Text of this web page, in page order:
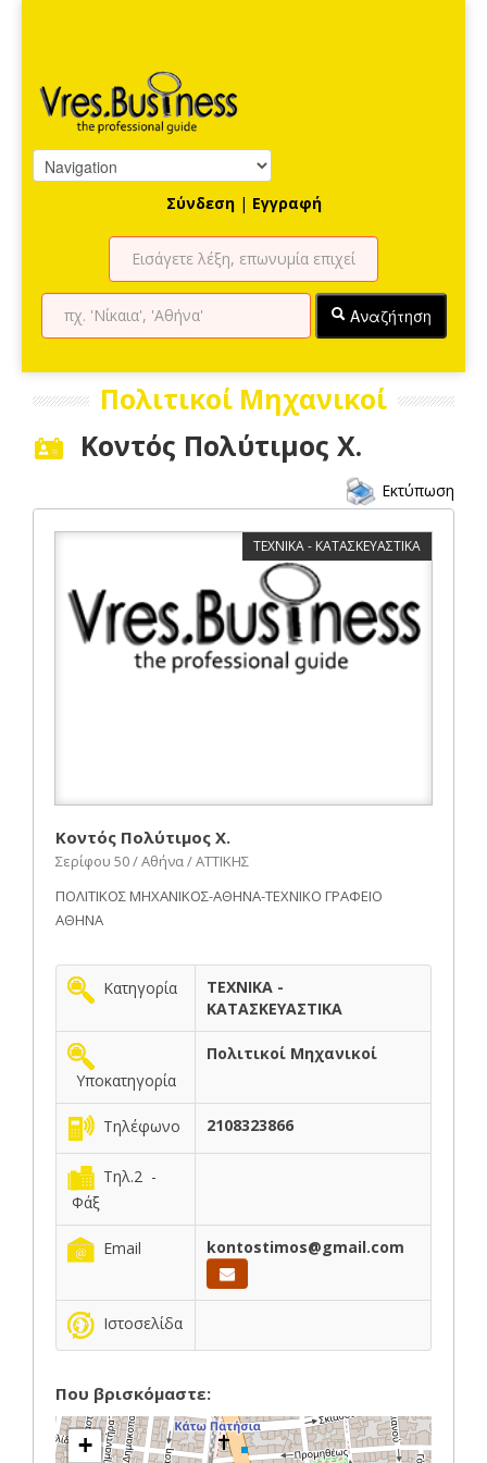
Σύνδεση | Εγγραφή
Αναζήτηση
Πολιτικοί Μηχανικοί
Κοντός Πολύτιμος Χ.
Εκτύπωση
ΤΕΧΝΙΚΑ - ΚΑΤΑΣΚΕΥΑΣΤΙΚΑ
Κοντός Πολύτιμος Χ.
Σερίφου 50 / Αθήνα / ΑΤΤΙΚΗΣ
ΠΟΛΙΤΙΚΟΣ ΜΗΧΑΝΙΚΟΣ-ΑΘΗΝΑ-ΤΕΧΝΙΚΟ ΓΡΑΦΕΙΟ
ΑΘΗΝΑ
Κατηγορία
ΤΕΧΝΙΚΑ -
ΚΑΤΑΣΚΕΥΑΣΤΙΚΑ
Υποκατηγορία
Πολιτικοί Μηχανικοί
Τηλέφωνο 2108323866
Τηλ.2 -
Φάξ
Email kontostimos@gmail.com
Ιστοσελίδα
Που βρισκόμαστε:
+